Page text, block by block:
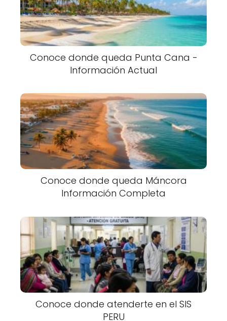
Conoce donde queda Punta Cana -
Información Actual
Conoce donde queda Máncora
Información Completa
Conoce donde atenderte en el SIS
PERU